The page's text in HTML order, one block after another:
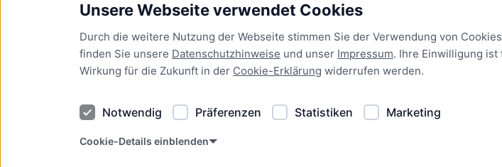
Unsere Webseite verwendet Cookies
Durch die weitere Nutzung der Webseite stimmen Sie der Verwendung von
finden Sie unsere Datenschutzhinweise und unser Impressum. Ihre Einwilligung
Wirkung für die Zukunft in der Cookie-Erklärung widerrufen werden.
Notwendig Präferenzen Statistiken Marketing
Cookie-Details einblenden